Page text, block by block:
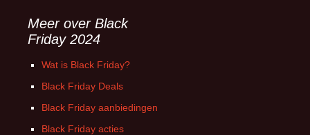
Meer over Black
Friday 2024
Wat is Black Friday?
Black Friday Deals
Black Friday aanbiedingen
Black Friday acties